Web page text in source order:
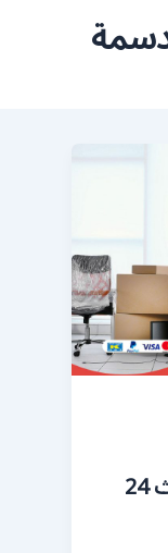
50994991 / شركة نقل عفش أثاث 24